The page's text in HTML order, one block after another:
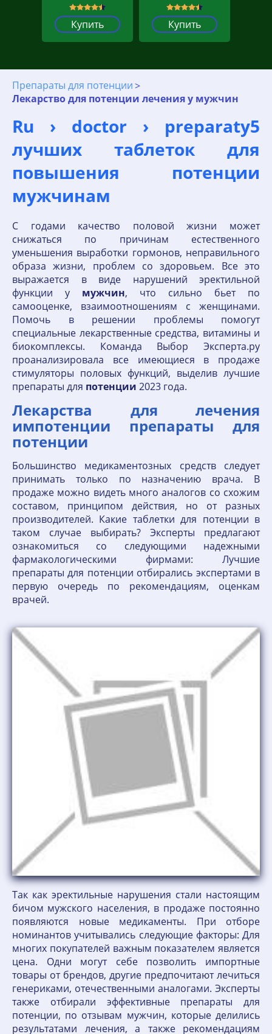
Купить Купить
Препараты для потенции
Лекарство для потенции лечения у мужчин
Ru › doctor › preparaty5
лучших таблеток для
повышения потенции
мужчинам
C годами качество половой жизни может
снижаться по причинам естественного
уменьшения выработки гормонов, неправильного
образа жизни, проблем со здоровьем. Все это
выражается в виде нарушений эректильной
функции у мужчин, что сильно бьет по
самооценке, взаимоотношениям с женщинами.
Помочь в решении проблемы помогут
специальные лекарственные средства, витамины и
биокомплексы. Команда Выбор Эксперта.ру
проанализировала все имеющиеся в продаже
стимуляторы половых функций, выделив лучшие
препараты для потенции 2023 года.
Лекарства для лечения
импотенции препараты для
потенции
Большинство медикаментозных средств следует
принимать только по назначению врача. В
продаже можно видеть много аналогов со схожим
составом, принципом действия, но от разных
производителей. Какие таблетки для потенции в
таком случае выбирать? Эксперты предлагают
ознакомиться со следующими надежными
фармакологическими фирмами: Лучшие
препараты для потенции отбирались экспертами в
первую очередь по рекомендациям, оценкам
врачей.
Так как эректильные нарушения стали настоящим
бичом мужского населения, в продаже постоянно
появляются новые медикаменты. При отборе
номинантов учитывались следующие факторы: Для
многих покупателей важным показателем является
цена. Одни могут себе позволить импортные
товары от брендов, другие предпочитают лечиться
генериками, отечественными аналогами. Эксперты
также отбирали эффективные препараты для
потенции, по отзывам мужчин, которые делились
результатами лечения, а также рекомендациям